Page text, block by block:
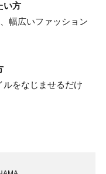
い方
幅広いファッション
ルをなじませるだけ